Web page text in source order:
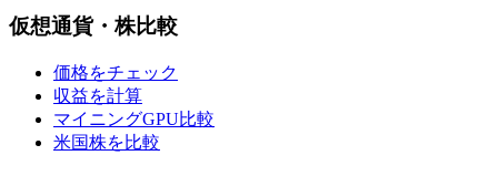
仮想通貨・株比較
価格をチェック
収益を計算
マイニングGPU比較
米国株を比較